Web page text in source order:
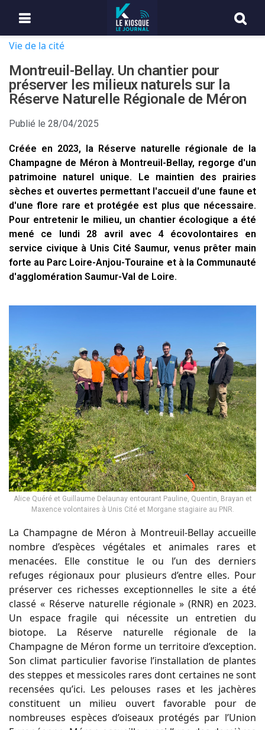
Vie de la cité
Montreuil-Bellay. Un chantier pour
préserver les milieux naturels sur la
Réserve Naturelle Régionale de Méron
Publié le 28/04/2025
Créée en 2023, la Réserve naturelle régionale de la
Champagne de Méron à Montreuil-Bellay, regorge d'un
patrimoine naturel unique. Le maintien des prairies
sèches et ouvertes permettant l'accueil d'une faune et
d'une flore rare et protégée est plus que nécessaire.
Pour entretenir le milieu, un chantier écologique a été
mené ce lundi 28 avril avec 4 écovolontaires en
service civique à Unis Cité Saumur, venus prêter main
forte au Parc Loire-Anjou-Touraine et à la Communauté
d'agglomération Saumur-Val de Loire.
Alice Quéré et Guillaume Delaunay entourant Pauline, Quentin, Brayan et
Maxence volontaires à Unis Cité et Morgane stagiaire au PNR.
La Champagne de Méron à Montreuil-Bellay accueille
nombre d’espèces végétales et animales rares et
menacées. Elle constitue le ou l’un des derniers
refuges régionaux pour plusieurs d’entre elles. Pour
préserver ces richesses exceptionnelles le site a été
classé « Réserve naturelle régionale » (RNR) en 2023.
Un espace fragile qui nécessite un entretien du
biotope. La Réserve naturelle régionale de la
Champagne de Méron forme un territoire d’exception.
Son climat particulier favorise l’installation de plantes
des steppes et messicoles rares dont certaines ne sont
recensées qu’ici. Les pelouses rases et les jachères
constituent un milieu ouvert favorable pour de
nombreuses espèces d’oiseaux protégés par l’Union